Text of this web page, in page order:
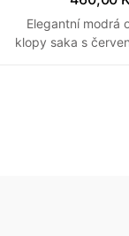
Elegantní modrá
klopy saka s